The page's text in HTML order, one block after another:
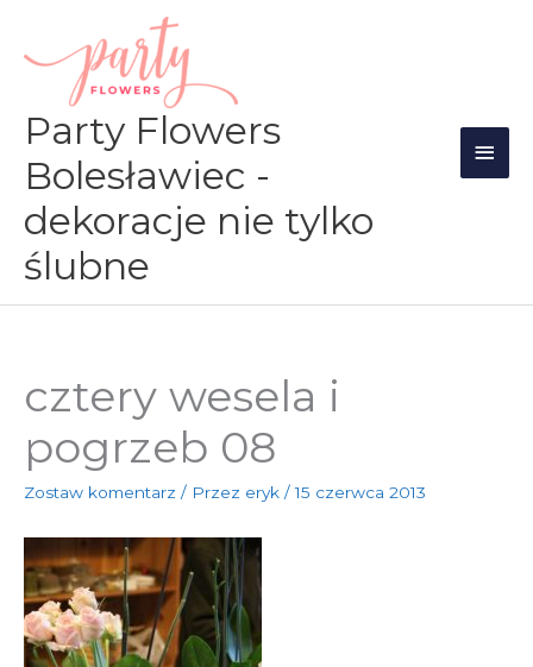
treści
Party Flowers
Bolesławiec -
dekoracje nie tylko
ślubne
cztery wesela i
pogrzeb 08
Zostaw komentarz / Przez eryk /15 czerwca 2013